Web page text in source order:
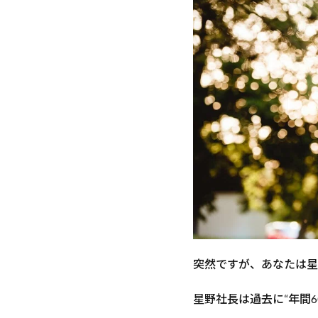
でも
OK、
私の
目標
は
「レ
クサ
スで
熱海
旅
行」
でし
2
の“達
成”は“逆
算”から
突然ですが、あなたは
星野社長は過去に“年間